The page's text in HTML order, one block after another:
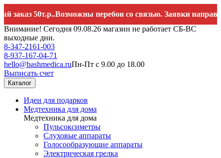
50т.р..Возможны перебои со связью. Заявки направляйте
Внимание! Сегодня 09.08.26 магазин не работает СБ-ВС
выходные дни.
8-347-2161-003
8-937-167-04-71
hello@bashmedica.ruПн-Пт с 9.00 до 18.00
Выписать счет
Каталог
Идеи для подарков
Медтехника для дома
Медтехника для дома
Пульсоксиметры
Слуховые аппараты
Голосообразующие аппараты
Электрическая грелка